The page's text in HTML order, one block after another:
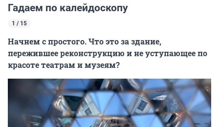
Гадаем по калейдоскопу
1 / 15
Начнем с простого. Что это за здание,
пережившее реконструкцию и не уступающее по
красоте театрам и музеям?